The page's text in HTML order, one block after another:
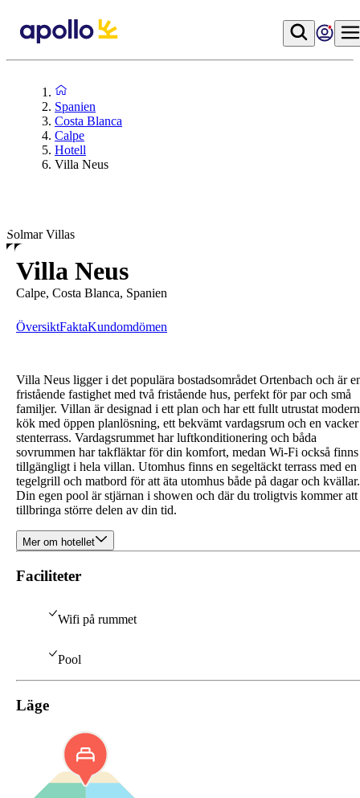
Spanien
Costa Blanca
Calpe
Hotell
Villa Neus
Solmar Villas
Villa Neus
Calpe, Costa Blanca, Spanien
ÖversiktFaktaKundomdömen
Villa Neus ligger i det populära bostadsområdet Ortenbach och är
fristående fastighet med två fristående hus, perfekt för par och små
familjer. Villan är designad i ett plan och har ett fullt utrustat
kök med öppen planlösning, ett bekvämt vardagsrum och en vacker
stenterrass. Vardagsrummet har luftkonditionering och båda
sovrummen har takfläktar för din komfort, medan Wi-Fi också finns
tillgängligt i hela villan. Utomhus finns en segeltäckt terrass med en
tegelgrill och matbord för att äta utomhus både på dagar och kvällar.
Din egen pool är stjärnan i showen och där du troligtvis kommer att
tillbringa större delen av din tid.
Mer om hotellet
Faciliteter
Wifi på rummet
Pool
Läge